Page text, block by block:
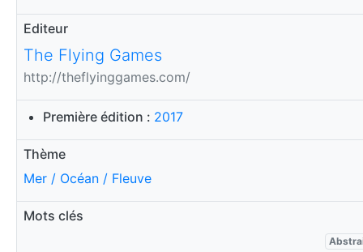
Editeur
The Flying Games
http://theflyinggames.com/
Première édition : 2017
Thème
Mer / Océan / Fleuve
Mots clés